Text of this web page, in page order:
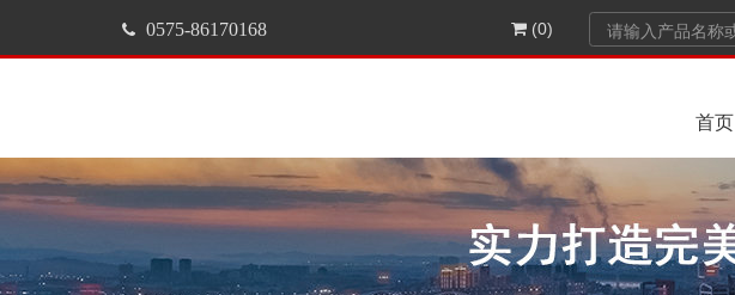
0575-86170168 (0)
首页